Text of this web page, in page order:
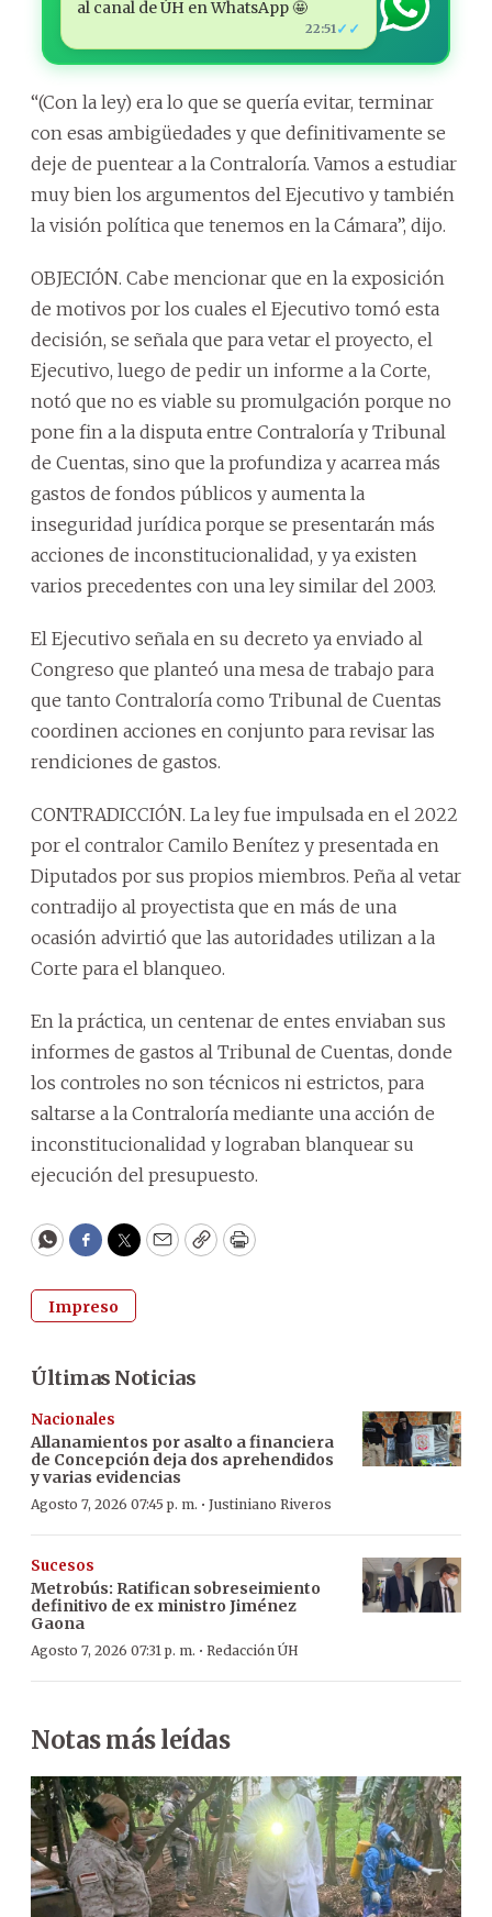
al canal de ÚH en WhatsApp 🤩
22:51 ✓✓
“(Con la ley) era lo que se quería evitar, terminar
con esas ambigüedades y que definitivamente se
deje de puentear a la Contraloría. Vamos a estudiar
muy bien los argumentos del Ejecutivo y también
la visión política que tenemos en la Cámara”, dijo.
OBJECIÓN. Cabe mencionar que en la exposición
de motivos por los cuales el Ejecutivo tomó esta
decisión, se señala que para vetar el proyecto, el
Ejecutivo, luego de pedir un informe a la Corte,
notó que no es viable su promulgación porque no
pone fin a la disputa entre Contraloría y Tribunal
de Cuentas, sino que la profundiza y acarrea más
gastos de fondos públicos y aumenta la
inseguridad jurídica porque se presentarán más
acciones de inconstitucionalidad, y ya existen
varios precedentes con una ley similar del 2003.
El Ejecutivo señala en su decreto ya enviado al
Congreso que planteó una mesa de trabajo para
que tanto Contraloría como Tribunal de Cuentas
coordinen acciones en conjunto para revisar las
rendiciones de gastos.
CONTRADICCIÓN. La ley fue impulsada en el 2022
por el contralor Camilo Benítez y presentada en
Diputados por sus propios miembros. Peña al vetar
contradijo al proyectista que en más de una
ocasión advirtió que las autoridades utilizan a la
Corte para el blanqueo.
En la práctica, un centenar de entes enviaban sus
informes de gastos al Tribunal de Cuentas, donde
los controles no son técnicos ni estrictos, para
saltarse a la Contraloría mediante una acción de
inconstitucionalidad y lograban blanquear su
ejecución del presupuesto.
WhatsApp
Facebook
Twitter
EmailCopyPrint
Impreso
Últimas Noticias
Nacionales
Allanamientos por asalto a financiera
de Concepción deja dos aprehendidos
y varias evidencias
Agosto 7, 2026 07:45 p. m. · Justiniano Riveros
Sucesos
Metrobús: Ratifican sobreseimiento
definitivo de ex ministro Jiménez
Gaona
Agosto 7, 2026 07:31 p. m. · Redacción ÚH
Notas más leídas